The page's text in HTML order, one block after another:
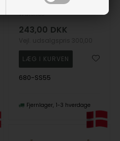
Christina Jewelry &
Watches
243,00 DKK
680-SS55
Fjernlager 1-3 hverdage